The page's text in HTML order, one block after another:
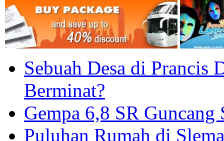
Sebuah Desa di Prancis
Berminat?
Gempa 6,8 SR Guncang
Puluhan Rumah di